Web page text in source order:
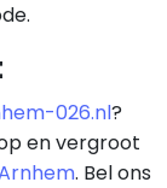
026.nl?
en vergroot
. Bel ons